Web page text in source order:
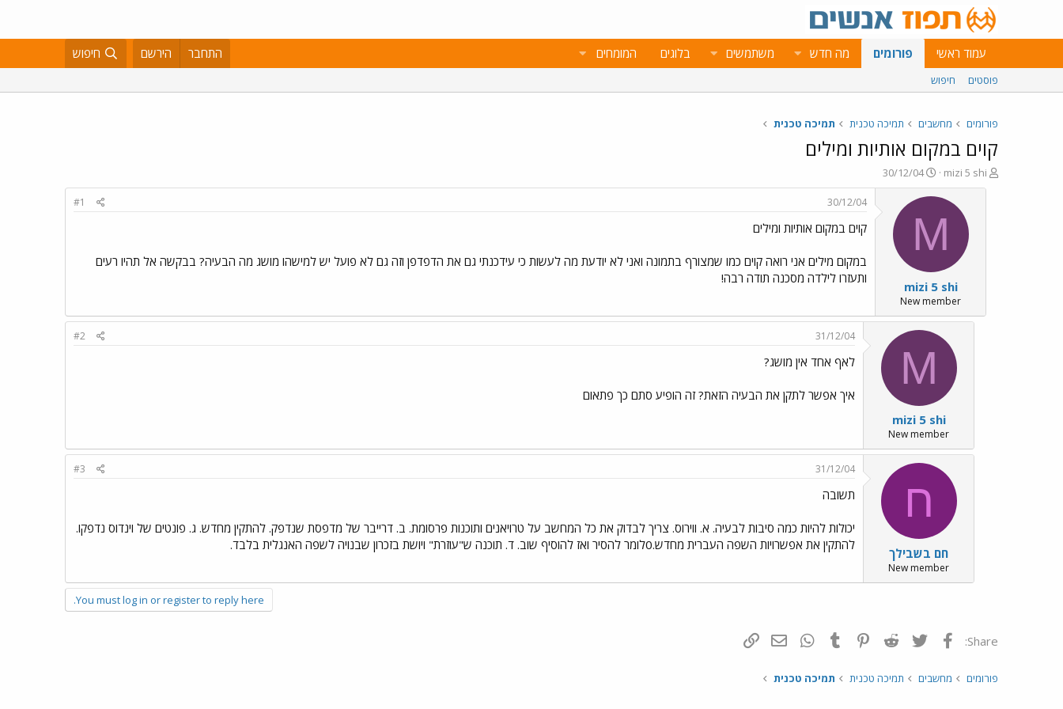
עמוד ראשי פורומים מה חדש משתמשים בלוגים המומחים התחבר הירשם חיפוש
פוסטים חיפוש
פורומים מחשבים תמיכה טכנית תמיכה טכנית
קוים במקום אותיות ומילים
פ
ו
mizi 5 shi
פ
ו
ר
ם
א
ר
י
ך
30/12/04
M
mizi 5 shi
New member
30/12/04
#1
קוים במקום אותיות ומילים
במקום מילים אני רואה קוים כמו שמצורף בתמונה ואני לא יודעת מה לעשות כי עידכנתי גם את הדפדפן וזה גם לא פועל יש למישהו מושג מה הבעיה? בבקשה אל תהיו רעים
ותעזרו לילדה מסכנה תודה רבה!
M
mizi 5 shi
New member
31/12/04
#2
לאף אחד אין מושג?
איך אפשר לתקן את הבעיה הזאת? זה הופיע סתם כך פתאום
ח
חם בשבילך
New member
31/12/04
#3
תשובה
יכולות להיות כמה סיבות לבעיה. א. ווירוס. צריך לבדוק את כל המחשב על טרויאנים ותוכנות פרסומת. ב. דרייבר של מדפסת שנדפק. להתקין מחדש. ג. פונטים של וינדוס נדפקו.
להתקין את אפשרויות השפה העברית מחדש.0לומר להסיר ואז להוסיף שוב. ד. תוכנה ש"עוזרת" ויושת בזכרון שבנויה לשפה האנגלית בלבד.
You must log in or register to reply here.
Share: פייסבוק Twitter
Reddit
Pinterest
Tumblr
WhatsAppדואר אלקטרוני
פורומים מחשבים תמיכה טכנית תמיכה טכנית